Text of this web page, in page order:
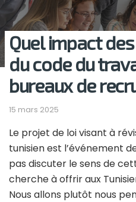
Quel impact
du code du
bureaux de
15 mars 2025
Le projet de loi visant à
tunisien est l’événement
pas discuter le sens de
cherche à offrir aux
Nous allons plutôt nous